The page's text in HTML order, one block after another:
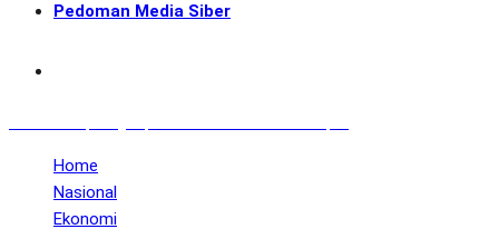
Pedoman Media Siber
Home
Nasional
Ekonomi